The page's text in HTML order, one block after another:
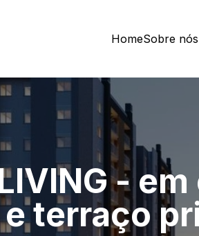
HomeSobre nós
-
e terraço